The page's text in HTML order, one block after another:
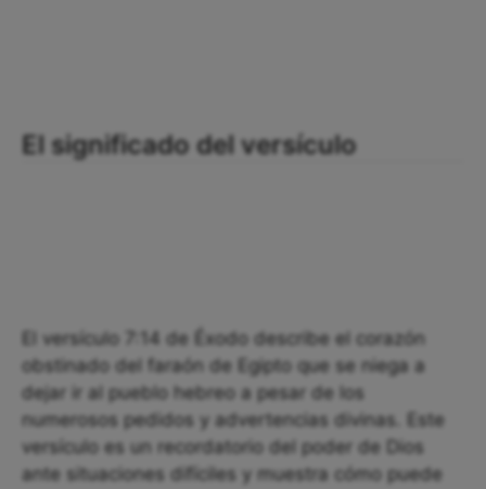
El significado del versículo
El versículo 7:14 de Éxodo describe el corazón
obstinado del faraón de Egipto que se niega a
dejar ir al pueblo hebreo a pesar de los
numerosos pedidos y advertencias divinas. Este
versículo es un recordatorio del poder de Dios
ante situaciones difíciles y muestra cómo puede